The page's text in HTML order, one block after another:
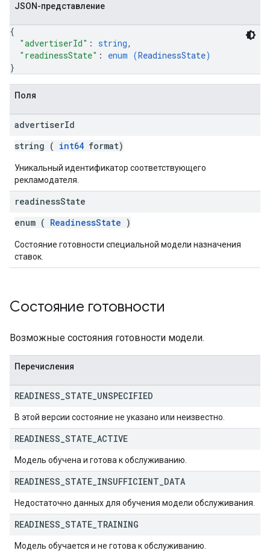
JSON-представление
{
"advertiserId" : string,
"readinessState" : enum (ReadinessState)
}
Поля
advertiserId
string ( int64 format)
Уникальный идентификатор соответствующего
рекламодателя.
readinessState
enum ( ReadinessState )
Состояние готовности специальной модели назначения
ставок.
Состояние готовности
Возможные состояния готовности модели.
Перечисления
READINESS STATE UNSPECIFIED
В этой версии состояние не указано или неизвестно.
READINESS STATE ACTIVE
Модель обучена и готова к обслуживанию.
READINESS STATE INSUFFICIENT DATA
Недостаточно данных для обучения модели обслуживания.
READINESS STATE TRAINING
Модель обучается и не готова к обслуживанию.